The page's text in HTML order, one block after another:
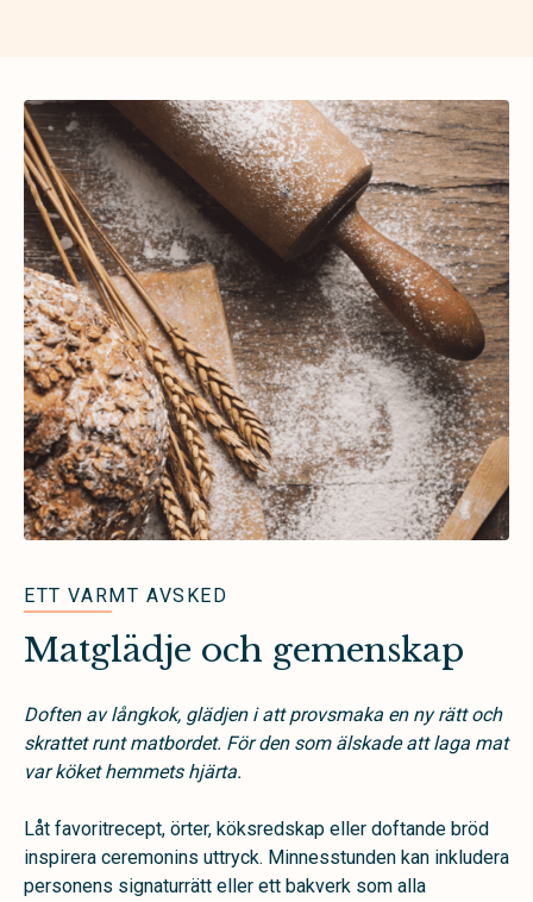
ETT VARMT AVSKED
Matglädje och gemenskap
Doften av långkok, glädjen i att provsmaka en ny rätt och
skrattet runt matbordet. För den som älskade att laga mat
var köket hemmets hjärta.
Låt favoritrecept, örter, köksredskap eller doftande bröd
inspirera ceremonins uttryck. Minnesstunden kan inkludera
personens signaturrätt eller ett bakverk som alla